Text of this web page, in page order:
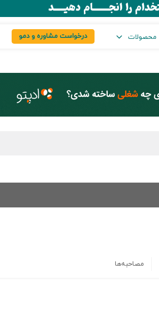
محصولات درخواست مشاوره و دمو
مصاحبه‌ها